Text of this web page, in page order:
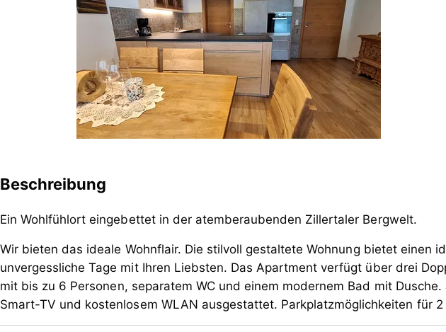
Beschreibung
Ein Wohlfühlort eingebettet in der atemberaubenden Zillertaler Bergwelt.
Wir bieten das ideale Wohnflair. Die stilvoll gestaltete Wohnung bietet einen
unvergessliche Tage mit Ihren Liebsten. Das Apartment verfügt über drei
mit bis zu 6 Personen, separatem WC und einem modernem Bad mit
Smart-TV und kostenlosem WLAN ausgestattet. Parkplatzmöglichkeiten für 2